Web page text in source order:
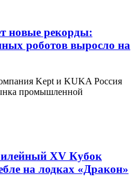
новые рекорды:
роботов выросло на
Kept и KUKA Россия
промышленной
XV Кубок
на лодках «Дракон»